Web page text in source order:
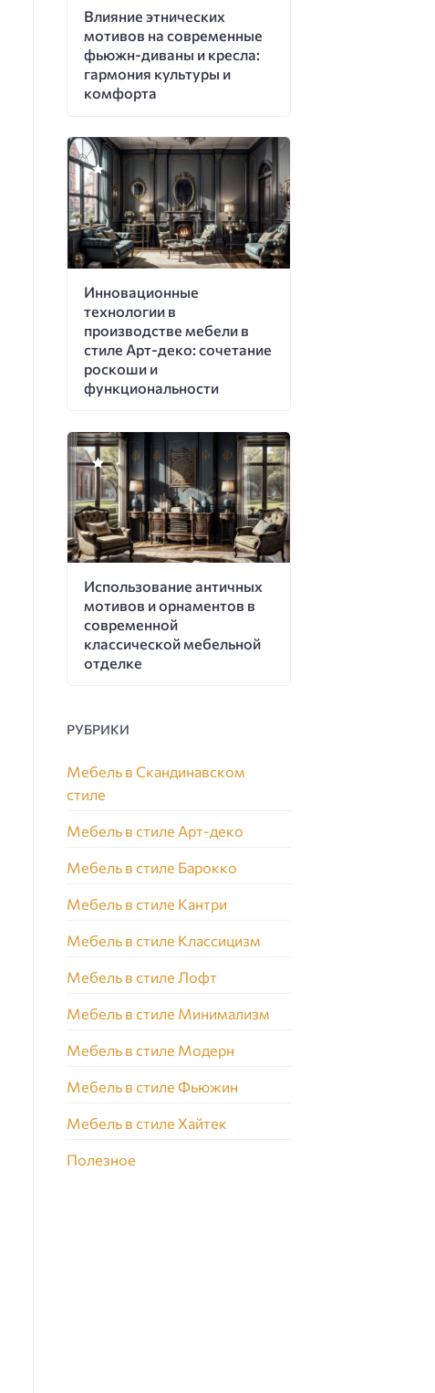
Влияние этнических
мотивов на современные
фьюжн-диваны и кресла:
гармония культуры и
комфорта
Инновационные
технологии в
производстве мебели в
стиле Арт-деко: сочетание
роскоши и
функциональности
Использование античных
мотивов и орнаментов в
современной
классической мебельной
отделке
РУБРИКИ
Мебель в Скандинавском
стиле
Мебель в стиле Арт-деко
Мебель в стиле Барокко
Мебель в стиле Кантри
Мебель в стиле Классицизм
Мебель в стиле Лофт
Мебель в стиле Минимализм
Мебель в стиле Модерн
Мебель в стиле Фьюжин
Мебель в стиле Хайтек
Полезное